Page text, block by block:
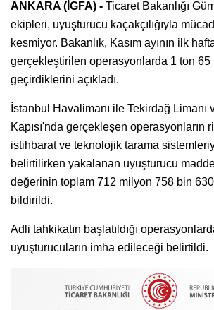
ANKARA (İGFA) - Ticaret Bakanlığı
ekipleri, uyuşturucu kaçakçılığıyla
kesmiyor. Bakanlık, Kasım ayının ilk
gerçekleştirilen operasyonlarda 1 ton
geçirdiklerini açıkladı.
İstanbul Havalimanı ile Tekirdağ Limanı
Kapısı'nda gerçekleşen operasyonların
istihbarat ve teknolojik tarama
belirtilirken yakalanan uyuşturucu
değerinin toplam 712 milyon 758 bin
bildirildi.
Adli tahkikatın başlatıldığı
uyuşturucuların imha edileceği belirtildi.